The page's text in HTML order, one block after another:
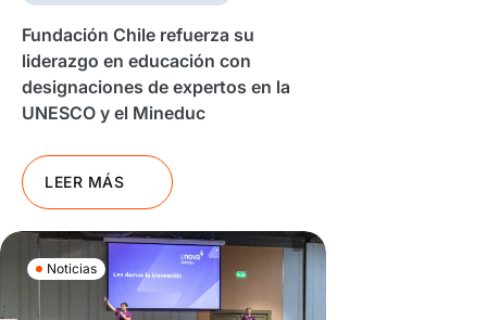
Fundación Chile refuerza su
liderazgo en educación con
designaciones de expertos en la
UNESCO y el Mineduc
LEER MÁS
Noticias